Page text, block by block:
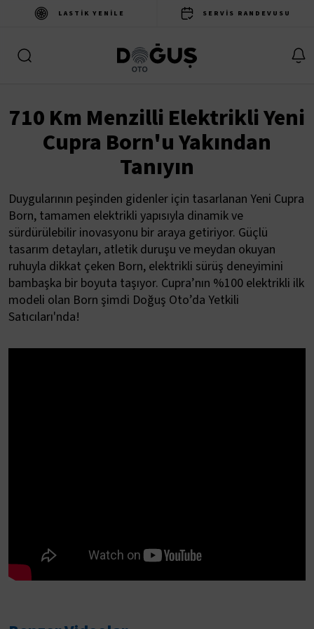
LASTIK YENILE SERVIS RANDEVUSU
710 Km Menzilli Elektrikli Yeni
Cupra Born'u Yakından
Tanıyın
Duygularının peşinden gidenler için tasarlanan Yeni Cupra
Born, tamamen elektrikli yapısıyla dinamik ve
sürdürülebilir inovasyonu bir araya getiriyor. Güçlü
tasarım detayları, atletik duruşu ve meydan okuyan
ruhuyla dikkat çeken Born, elektrikli sürüş deneyimini
bambaşka bir boyuta taşıyor. Cupra’nın %100 elektrikli ilk
modeli olan Born şimdi Doğuş Oto’da Yetkili
Satıcıları'nda!